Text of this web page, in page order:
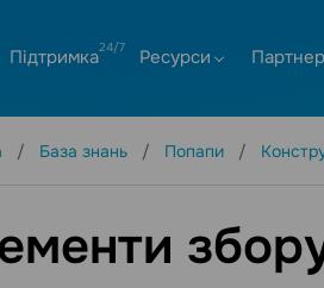
Підтримка Ресурси
База знань Попапи